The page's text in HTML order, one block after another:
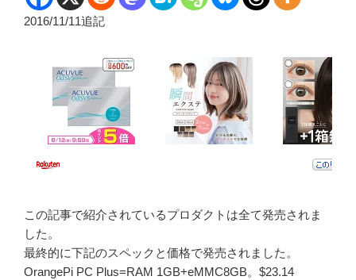
2016/11/11追記
この記事で紹介されているプロダクトは全て発売されま
した。
最終的に下記のスペックと価格で発売されました。
OrangePi PC Plus=RAM 1GB+eMMC8GB。$23.14